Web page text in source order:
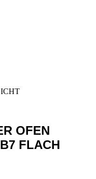
OFEN
FLACH